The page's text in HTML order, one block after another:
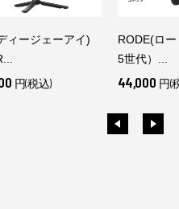
ィージェーアイ)
円(税込)
RODE(ロ
5世代）...
44,000 円(